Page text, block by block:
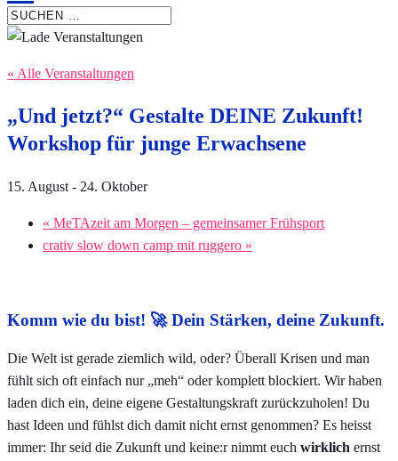
« Alle Veranstaltungen
„Und jetzt?“ Gestalte DEINE Zukunft!
Workshop für junge Erwachsene
15. August - 24. Oktober
« MeTAzeit am Morgen – gemeinsamer Frühsport
crativ slow down camp mit ruggero »
Komm wie du bist! 🚀Dein Stärken, deine Zukunft.
Die Welt ist gerade ziemlich wild, oder? Überall Krisen und man
fühlt sich oft einfach nur „meh“ oder komplett blockiert. Wir haben
laden dich ein, deine eigene Gestaltungskraft zurückzuholen! Du
hast Ideen und fühlst dich damit nicht ernst genommen? Es heisst
immer: Ihr seid die Zukunft und keine:r nimmt euch wirklich ernst